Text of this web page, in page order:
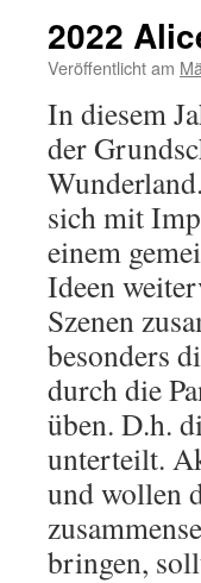
2022
Veröffentlicht am
In diesem
der
sich mit
einem
Ideen
Szenen
besonders
durch die
üben. D.h.
unterteilt.
und wollen
bringen,